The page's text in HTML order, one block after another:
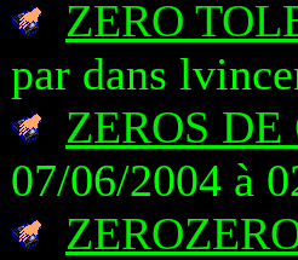
ZERO
par dans
ZEROS
07/06/2004 à